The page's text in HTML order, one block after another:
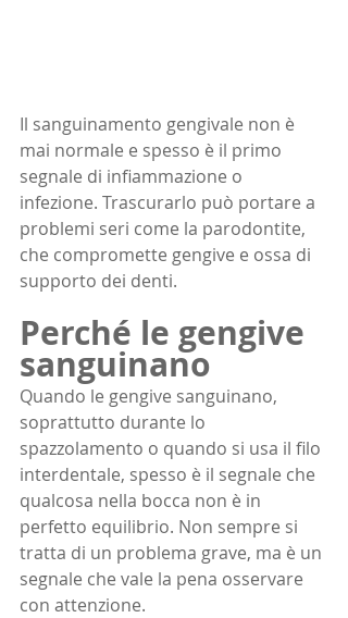
Il sanguinamento gengivale non è
mai normale e spesso è il primo
segnale di infiammazione o
infezione. Trascurarlo può portare a
problemi seri come la parodontite,
che compromette gengive e ossa di
supporto dei denti.
Perché le gengive
sanguinano
Quando le gengive sanguinano,
soprattutto durante lo
spazzolamento o quando si usa il filo
interdentale, spesso è il segnale che
qualcosa nella bocca non è in
perfetto equilibrio. Non sempre si
tratta di un problema grave, ma è un
segnale che vale la pena osservare
con attenzione.